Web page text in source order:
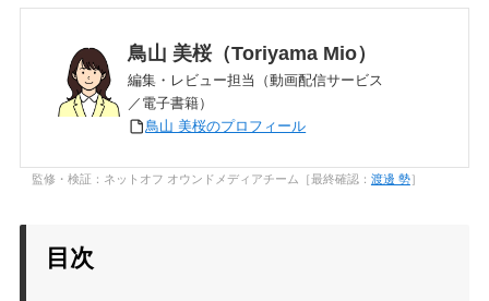
鳥山 美桜（Toriyama Mio）
編集・レビュー担当（動画配信サービス
／電子書籍）
鳥山 美桜のプロフィール
監修・検証：ネットオフ オウンドメディアチーム［最終確認： 渡邊 勢］
目次